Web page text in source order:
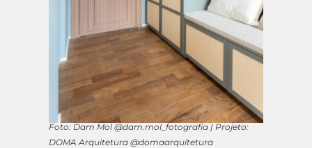
Foto: Dam Mol @dam.mol_fotografia | Projeto:
DOMA Arquitetura @domaarquitetura